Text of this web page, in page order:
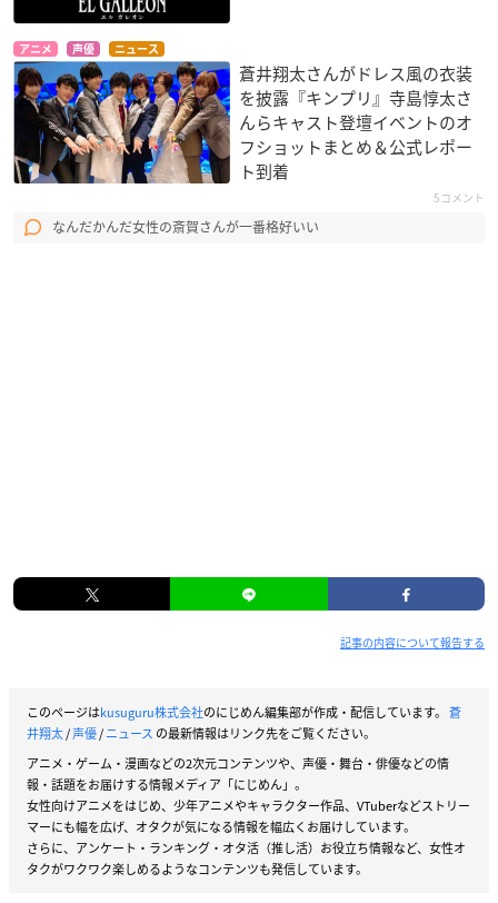
アニメ 声優 ニュース
蒼井翔太さんがドレス風の衣装
を披露『キンプリ』寺島惇太さ
んらキャスト登壇イベントのオ
フショットまとめ＆公式レポー
ト到着
5コメント
なんだかんだ女性の斎賀さんが一番格好いい
記事の内容について報告する
このページはkusuguru株式会社のにじめん編集部が作成・配信しています。 蒼
井翔太/声優/ニュース の最新情報はリンク先をご覧ください。
アニメ・ゲーム・漫画などの2次元コンテンツや、声優・舞台・俳優などの情
報・話題をお届けする情報メディア「にじめん」。
女性向けアニメをはじめ、少年アニメやキャラクター作品、VTuberなどストリー
マーにも幅を広げ、オタクが気になる情報を幅広くお届けしています。
さらに、アンケート・ランキング・オタ活（推し活）お役立ち情報など、女性オ
タクがワクワク楽しめるようなコンテンツも発信しています。